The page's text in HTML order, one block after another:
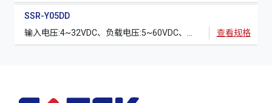
SSR-Y05DD
查看规格